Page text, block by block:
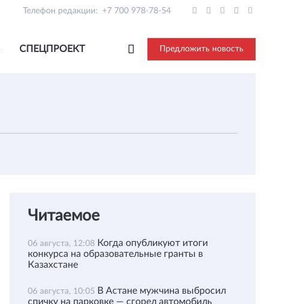
Телефон редакции: +7 700 978-78-54
СПЕЦПРОЕКТ Предложить новость
Читаемое
06 августа, 12:08 Когда опубликуют итоги
конкурса на образовательные гранты в
Казахстане
06 августа, 10:05 В Астане мужчина выбросил
спичку на парковке — сгорел автомобиль